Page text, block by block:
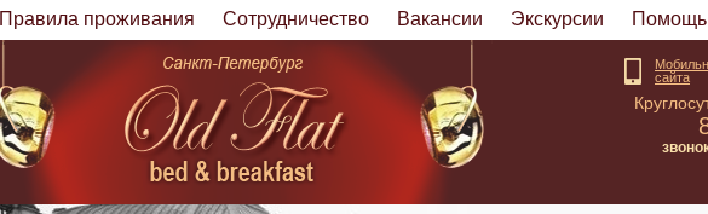
Правила проживания Cотрудничество Вакансии Экскурсии Помощь
сайта